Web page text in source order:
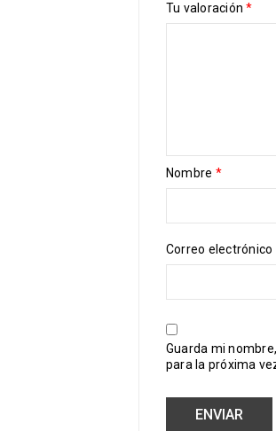
Tu valoración*
Nombre *
Correo electrónico
Guarda mi
para la próxima